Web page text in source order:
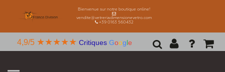
Bienvenue sur notre boutique online!
vendite@vetreriadimensionevetro.com
+39 0163 560432
4,9/5 ★★★★★ Critiques Google